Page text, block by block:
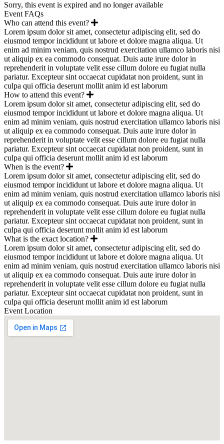
Sorry, this event is expired and no longer available
Event FAQs
Who can attend this event?
Lorem ipsum dolor sit amet, consectetur adipiscing elit, sed do
eiusmod tempor incididunt ut labore et dolore magna aliqua. Ut
enim ad minim veniam, quis nostrud exercitation ullamco laboris nisi
ut aliquip ex ea commodo consequat. Duis aute irure dolor in
reprehenderit in voluptate velit esse cillum dolore eu fugiat nulla
pariatur. Excepteur sint occaecat cupidatat non proident, sunt in
culpa qui officia deserunt mollit anim id est laborum
How to attend this event?
Lorem ipsum dolor sit amet, consectetur adipiscing elit, sed do
eiusmod tempor incididunt ut labore et dolore magna aliqua. Ut
enim ad minim veniam, quis nostrud exercitation ullamco laboris nisi
ut aliquip ex ea commodo consequat. Duis aute irure dolor in
reprehenderit in voluptate velit esse cillum dolore eu fugiat nulla
pariatur. Excepteur sint occaecat cupidatat non proident, sunt in
culpa qui officia deserunt mollit anim id est laborum
When is the event?
Lorem ipsum dolor sit amet, consectetur adipiscing elit, sed do
eiusmod tempor incididunt ut labore et dolore magna aliqua. Ut
enim ad minim veniam, quis nostrud exercitation ullamco laboris nisi
ut aliquip ex ea commodo consequat. Duis aute irure dolor in
reprehenderit in voluptate velit esse cillum dolore eu fugiat nulla
pariatur. Excepteur sint occaecat cupidatat non proident, sunt in
culpa qui officia deserunt mollit anim id est laborum
What is the exact location?
Lorem ipsum dolor sit amet, consectetur adipiscing elit, sed do
eiusmod tempor incididunt ut labore et dolore magna aliqua. Ut
enim ad minim veniam, quis nostrud exercitation ullamco laboris nisi
ut aliquip ex ea commodo consequat. Duis aute irure dolor in
reprehenderit in voluptate velit esse cillum dolore eu fugiat nulla
pariatur. Excepteur sint occaecat cupidatat non proident, sunt in
culpa qui officia deserunt mollit anim id est laborum
Event Location